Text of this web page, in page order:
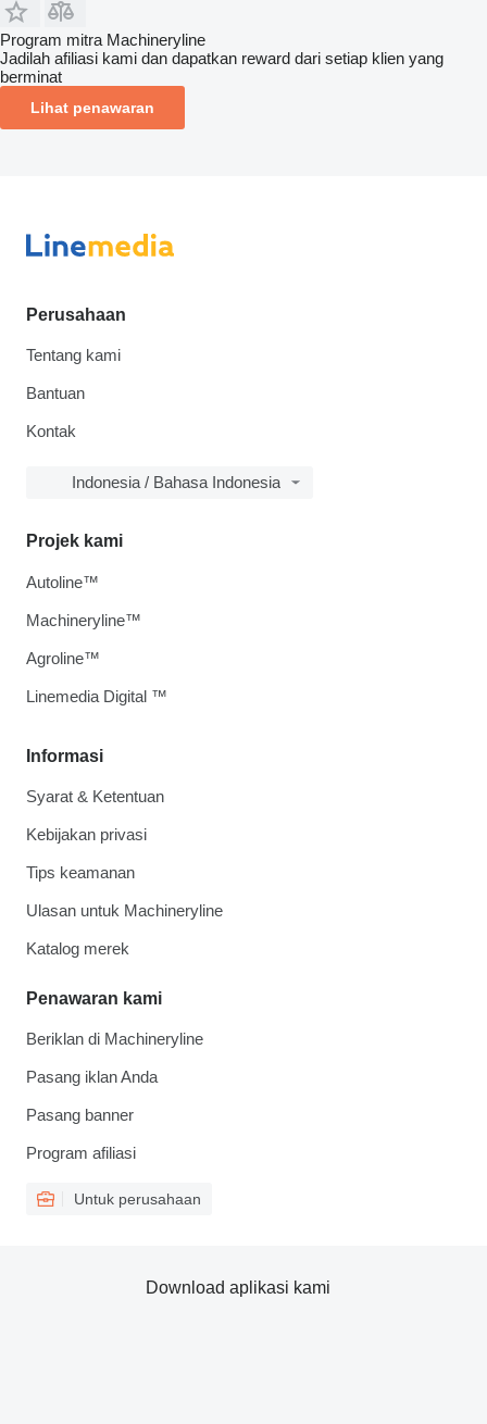
Program mitra Machineryline
Jadilah afiliasi kami dan dapatkan reward dari setiap klien yang
berminat
Lihat penawaran
Perusahaan
Tentang kami
Bantuan
Kontak
Indonesia / Bahasa Indonesia
Informasi
Syarat & Ketentuan
Kebijakan privasi
Tips keamanan
Ulasan untuk Machineryline
Katalog merek
Penawaran kami
Beriklan di Machineryline
Pasang iklan Anda
Pasang banner
Program afiliasi
Untuk perusahaan
Projek kami
Autoline™
Machineryline™
Agroline™
Linemedia Digital ™
Download aplikasi kami